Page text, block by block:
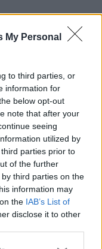
My Personal
to third parties, or
information for
below opt-out
note that after your
seeing
utilized by
parties prior to
of the further
third parties on the
information may
the IAB’s List of
disclose it to other
nem is ebben